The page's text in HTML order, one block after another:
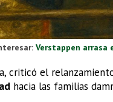
Verstappen arrasa
criticó el
hacia las familias